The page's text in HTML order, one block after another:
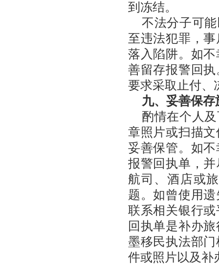
到冻结。
不法分子可
至违法犯罪，
落入陷阱。如
善留存报警回
要求采取止付、
九、妥善保存
酌情在个人
章照片或扫描
妥善保管。如
报警回执单，
航司、酒店或
题。如曾使用
联系相关银行
回执单是补办
墨移民执法部
件或照片以及补